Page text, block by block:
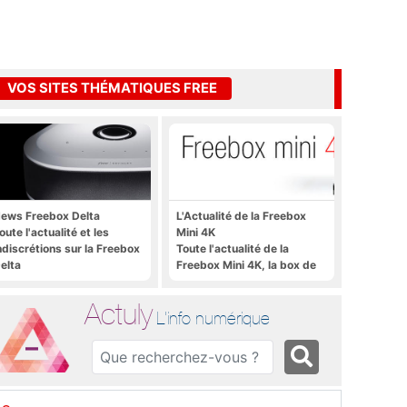
VOS SITES THÉMATIQUES FREE
Freebox Delta
l'actualité et les
sur la Freebox
L'Actualité de la Freebox
Mini 4K
Toute l'actualité de la
Freebox Mini 4K, la box de
Actuly L'info numérique